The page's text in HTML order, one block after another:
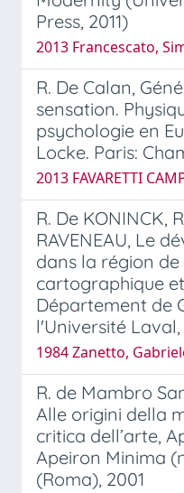
Press, 2011)
2013 Francescato,
R. De Calan,
sensation.
psychologie en
Locke. Paris:
2013 FAVARETTI
R. De KONINCK,
RAVENEAU, Le
dans la région
cartographique
Département de
l'Université Laval,
1984 Zanetto,
R. de Mambro
Alle origini della
critica dell’arte,
Apeiron Minima
(Roma), 2001